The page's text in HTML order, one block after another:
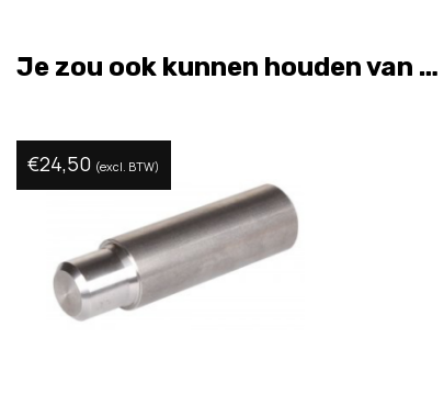
Je zou ook kunnen houden van …
€24,50 (excl. BTW)